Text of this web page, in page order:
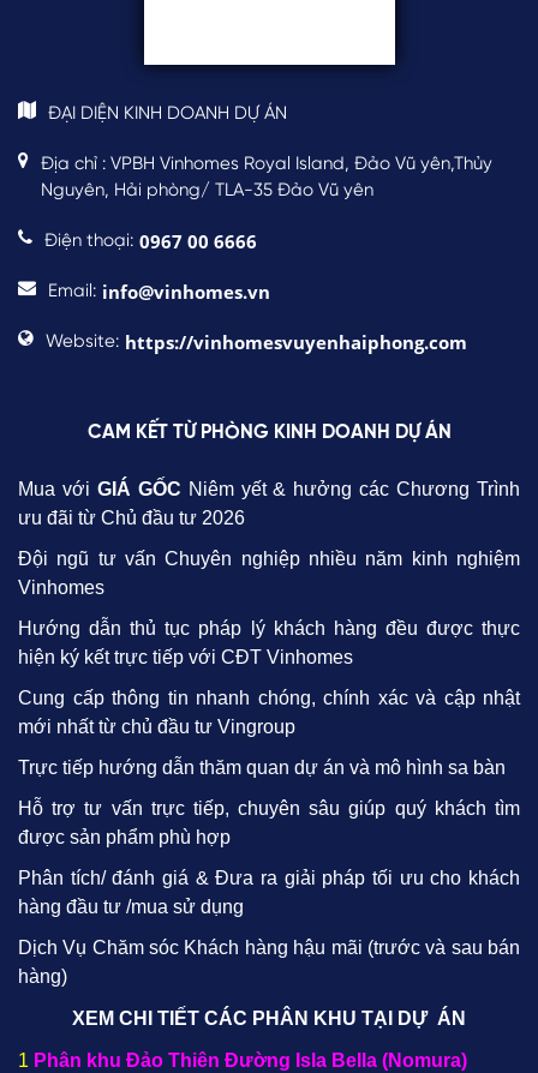
ĐẠI DIỆN KINH DOANH DỰ ÁN
Địa chỉ : VPBH Vinhomes Royal Island, Đảo Vũ yên,Thủy
Nguyên, Hải phòng/ TLA-35 Đảo Vũ yên
Điện thoại: 0967 00 6666
Email: info@vinhomes.vn
Website: https://vinhomesvuyenhaiphong.com
CAM KẾT TỪ PHÒNG KINH DOANH DỰ ÁN
Mua với GIÁ GỐC Niêm yết & hưởng các Chương Trình
ưu đãi từ Chủ đầu tư 2026
Đội ngũ tư vấn Chuyên nghiệp nhiều năm kinh nghiệm
Vinhomes
Hướng dẫn thủ tục pháp lý khách hàng đều được thực
hiện ký kết trực tiếp với CĐT Vinhomes
Cung cấp thông tin nhanh chóng, chính xác và cập nhật
mới nhất từ chủ đầu tư Vingroup
Trực tiếp hướng dẫn thăm quan dự án và mô hình sa bàn
Hỗ trợ tư vấn trực tiếp, chuyên sâu giúp quý khách tìm
được sản phẩm phù hợp
Phân tích/ đánh giá & Đưa ra giải pháp tối ưu cho khách
hàng đầu tư /mua sử dụng
Dịch Vụ Chăm sóc Khách hàng hậu mãi (trước và sau bán
hàng)
XEM CHI TIẾT CÁC PHÂN KHU TẠI DỰ ÁN
1 Phân khu Đảo Thiên Đường Isla Bella (Nomura)